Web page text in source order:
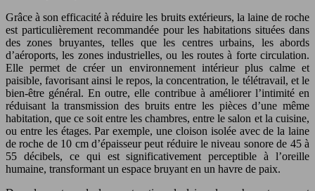
Grâce à son efficacité à réduire les bruits extérieurs, la laine de roche
est particulièrement recommandée pour les habitations situées dans
des zones bruyantes, telles que les centres urbains, les abords
d’aéroports, les zones industrielles, ou les routes à forte circulation.
Elle permet de créer un environnement intérieur plus calme et
paisible, favorisant ainsi le repos, la concentration, le télétravail, et le
bien-être général. En outre, elle contribue à améliorer l’intimité en
réduisant la transmission des bruits entre les pièces d’une même
habitation, que ce soit entre les chambres, entre le salon et la cuisine,
ou entre les étages. Par exemple, une cloison isolée avec de la laine
de roche de 10 cm d’épaisseur peut réduire le niveau sonore de 45 à
55 décibels, ce qui est significativement perceptible à l’oreille
humaine, transformant un espace bruyant en un havre de paix.